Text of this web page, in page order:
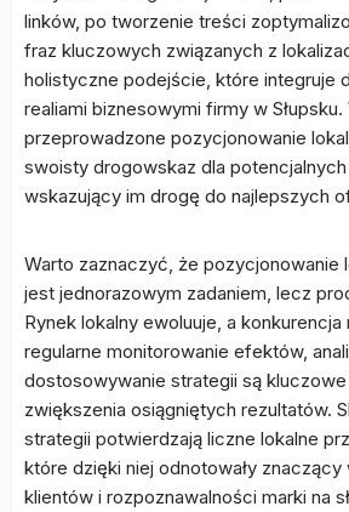
linków, po tworzenie treści
fraz kluczowych związanych z
holistyczne podejście, które integruje
realiami biznesowymi firmy w Słupsku.
przeprowadzone pozycjonowanie
swoisty drogowskaz dla
wskazujący im drogę do najlepszych
Warto zaznaczyć, że pozycjonowanie
jest jednorazowym zadaniem, lecz
Rynek lokalny ewoluuje, a konkurencja
regularne monitorowanie efektów,
dostosowywanie strategii są kluczowe
zwiększenia osiągniętych rezultatów.
strategii potwierdzają liczne lokalne
które dzięki niej odnotowały
klientów i rozpoznawalności marki na